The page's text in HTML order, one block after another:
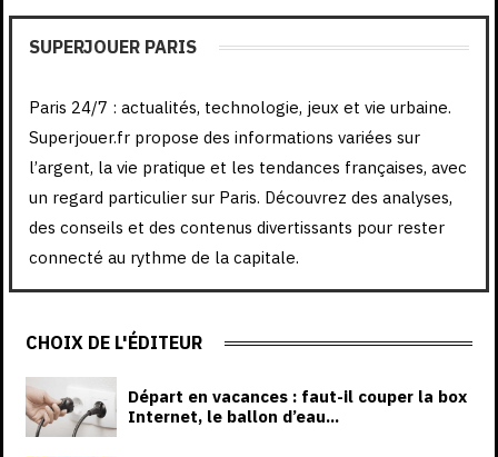
SUPERJOUER PARIS
Paris 24/7 : actualités, technologie, jeux et vie urbaine.
Superjouer.fr propose des informations variées sur
l’argent, la vie pratique et les tendances françaises, avec
un regard particulier sur Paris. Découvrez des analyses,
des conseils et des contenus divertissants pour rester
connecté au rythme de la capitale.
CHOIX DE L'ÉDITEUR
Départ en vacances : faut-il couper la box
Internet, le ballon d’eau...